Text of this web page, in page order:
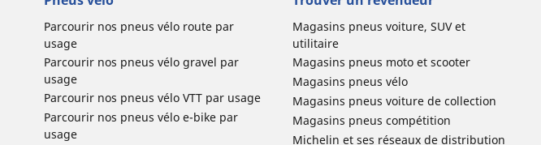
Parcourir nos pneus vélo route par
usage
Parcourir nos pneus vélo gravel par
usage
Parcourir nos pneus vélo VTT par usage
Parcourir nos pneus vélo e-bike par
usage
Magasins pneus voiture, SUV et
utilitaire
Magasins pneus moto et scooter
Magasins pneus vélo
Magasins pneus voiture de collection
Magasins pneus compétition
Michelin et ses réseaux de distribution